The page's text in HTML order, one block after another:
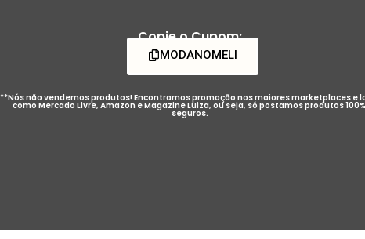
Copie o Cupom:
MODANOMELI
**Nós não vendemos produtos! Encontramos promoção nos maiores marketplaces e
como Mercado Livre, Amazon e Magazine Luiza, ou seja, só postamos produtos 100%
seguros.